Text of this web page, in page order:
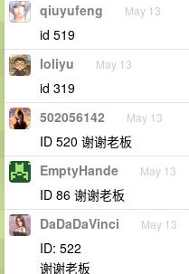
qiuyufeng May 13
id 519
loliyu May 13
id 319
502056142 May 13
ID 520 谢谢老板
EmptyHande May 13
ID 86 谢谢老板
DaDaDaVinci May 13
ID: 522
谢谢老板